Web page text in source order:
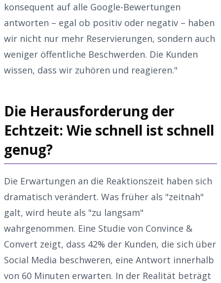
konsequent auf alle Google-Bewertungen
antworten – egal ob positiv oder negativ – haben
wir nicht nur mehr Reservierungen, sondern auch
weniger öffentliche Beschwerden. Die Kunden
wissen, dass wir zuhören und reagieren."
Die Herausforderung der
Echtzeit: Wie schnell ist schnell
genug?
Die Erwartungen an die Reaktionszeit haben sich
dramatisch verändert. Was früher als "zeitnah"
galt, wird heute als "zu langsam"
wahrgenommen. Eine Studie von Convince &
Convert zeigt, dass 42% der Kunden, die sich über
Social Media beschweren, eine Antwort innerhalb
von 60 Minuten erwarten. In der Realität beträgt